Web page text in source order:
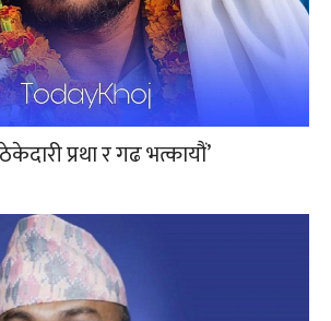
प्रथा र गढ भत्कायौं’